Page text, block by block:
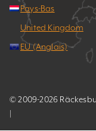
Pays-Bas
United Kingdom
EU (Anglais)
© 2009-2026